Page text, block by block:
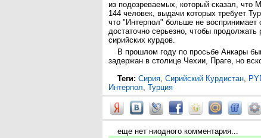
из подозреваемых, который сказал, что
144 человек, выдачи которых требует
что "Интерпол" больше не воспринимает
достаточно серьезно, чтобы продолжать
сирийских курдов.
В прошлом году по просьбе Анкары
задержан в столице Чехии, Праге, но
Теги: Сирия, Сирийский Курдистан,
Интерпол, Турция
еще нет ниодного комментария...